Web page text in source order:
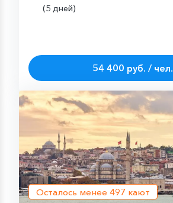
(5 дней)
54 400 руб. / чел.
Осталось менее 497 кают